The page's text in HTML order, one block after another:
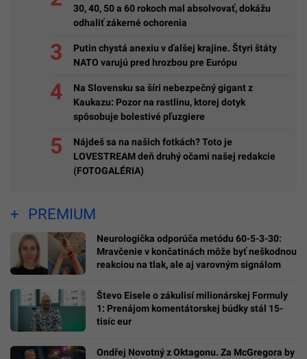
30, 40, 50 a 60 rokoch mal absolvovať, dokážu
odhaliť zákerné ochorenia
Putin chystá anexiu v ďalšej krajine. Štyri štáty
NATO varujú pred hrozbou pre Európu
Na Slovensku sa šíri nebezpečný gigant z
Kaukazu: Pozor na rastlinu, ktorej dotyk
spôsobuje bolestivé pľuzgiere
Nájdeš sa na našich fotkách? Toto je
LOVESTREAM deň druhý očami našej redakcie
(FOTOGALÉRIA)
PREMIUM
Neurologička odporúča metódu 60-5-3-30:
Mravčenie v končatinách môže byť neškodnou
reakciou na tlak, ale aj varovným signálom
Števo Eisele o zákulisí milionárskej Formuly
1: Prenájom komentátorskej búdky stál 15-
tisíc eur
Ondřej Novotný z Oktagonu. Za McGregora by